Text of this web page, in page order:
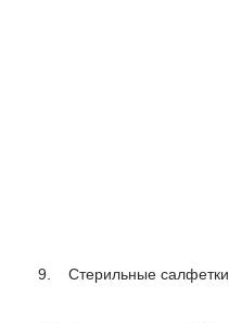
9.
Стерильные салфетки